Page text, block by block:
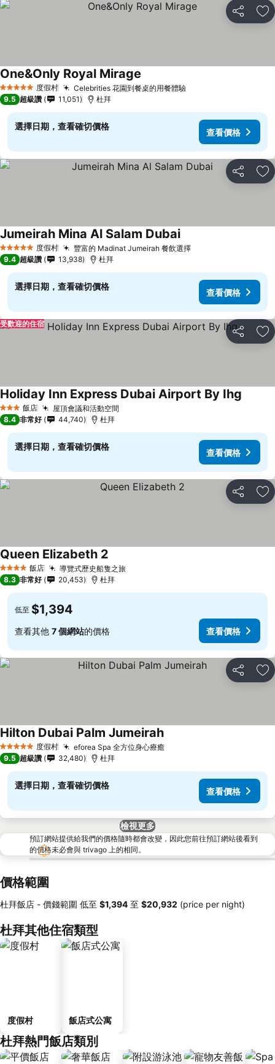
分享 加
5 星級 度假村 Celebrities 花園到餐桌的用餐體驗查看價格
One&Only Royal Mirage
9.5 超級讚 11,051 杜拜
選擇日期，查看確切價格
查看價格
分享 加
5 星級 度假村 豐富的 Madinat Jumeirah 餐飲選擇查看價格
Jumeirah Mina Al Salam Dubai查看價格
9.4 超級讚 13,938 杜拜
選擇日期，查看確切價格
查看價格
分享 加
受歡迎的住宿
3 星級 飯店 屋頂會議和活動空間
Holiday Inn Express Dubai Airport By Ihg
8.4 非常好 44,740 杜拜
選擇日期，查看確切價格
查看價格
分享 加
4 星級 飯店 導覽式歷史船隻之旅查看價格
Queen Elizabeth 2
8.3 非常好 20,453 杜拜
低至 $1,394
查看其他 7 個網站的價格 查看價格
分享 加
5 星級 度假村 eforea Spa 全方位身心療癒查看價格
Hilton Dubai Palm Jumeirah查看價格
9.5 超級讚 32,480 杜拜
選擇日期，查看確切價格
查看價格
檢視更多
預訂網站提供給我們的價格隨時都會改變，因此您前往預訂網站後看到
的價格未必會與 trivago 上的相同。
價格範圍
杜拜飯店 - 價錢範圍 低至 ‎$1,394 至 ‎$20,932 (price per night)
杜拜其他住宿類型
度假村 飯店式公寓
杜拜熱門飯店類別